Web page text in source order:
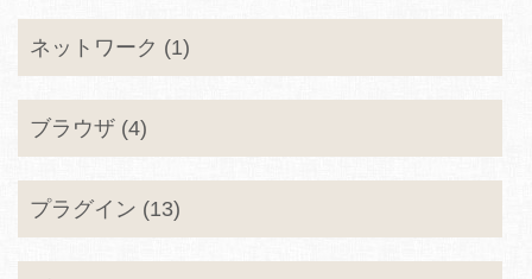
ネットワーク (1)
ブラウザ (4)
プラグイン (13)